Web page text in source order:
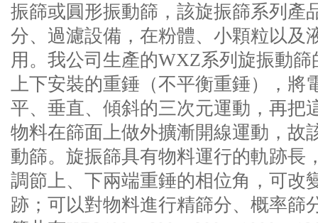
振篩或圓形振動篩 ，該旋振篩系列產
分、過濾設備，在粉體、小顆粒以及
用。我公司生產的WXZ系列旋振動
上下安裝的重錘（不平衡重錘），
平、垂直、傾斜的三次元運動，再把
物料在篩面上做外擴漸開線運動，故
動篩。旋振篩具有物料運行的軌跡長
調節上、下兩端重錘的相位角，可改
跡；可以對物料進行精篩分、概率篩